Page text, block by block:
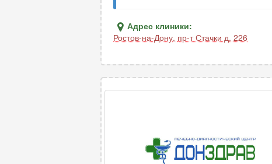
Адрес клиники:
Ростов-на-Дону, пр-т Стачки д. 226